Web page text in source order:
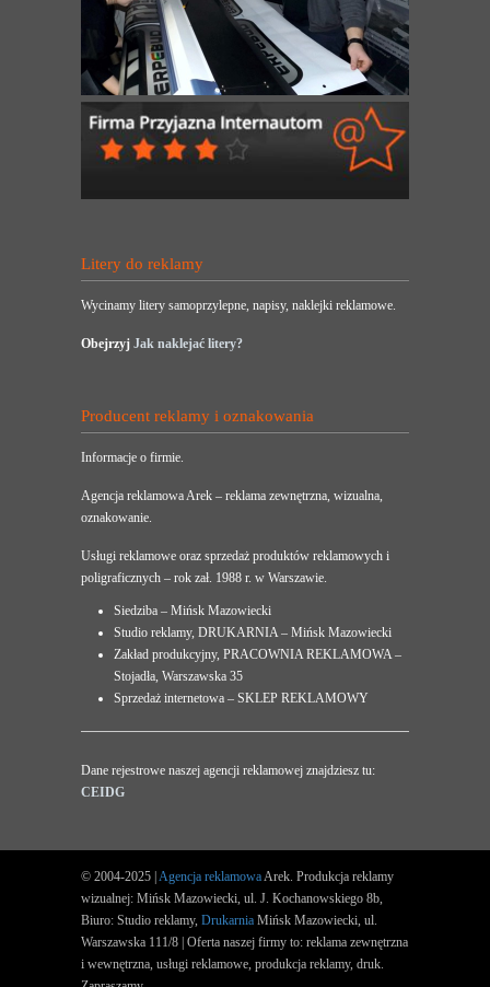
Litery do reklamy
Wycinamy litery samoprzylepne, napisy, naklejki reklamowe.
Obejrzyj Jak naklejać litery?
Producent reklamy i oznakowania
Informacje o firmie.
Agencja reklamowa Arek – reklama zewnętrzna, wizualna,
oznakowanie.
Usługi reklamowe oraz sprzedaż produktów reklamowych i
poligraficznych – rok zał. 1988 r. w Warszawie.
Siedziba – Mińsk Mazowiecki
Studio reklamy, DRUKARNIA – Mińsk Mazowiecki
Zakład produkcyjny, PRACOWNIA REKLAMOWA –
Stojadła, Warszawska 35
Sprzedaż internetowa – SKLEP REKLAMOWY
Dane rejestrowe naszej agencji reklamowej znajdziesz tu:
CEIDG
© 2004-2025 | Agencja reklamowaArek. Produkcja reklamy
wizualnej: Mińsk Mazowiecki, ul. J. Kochanowskiego 8b,
Biuro: Studio reklamy, Drukarnia Mińsk Mazowiecki, ul.
Warszawska 111/8 | Oferta naszej firmy to: reklama zewnętrzna
i wewnętrzna, usługi reklamowe, produkcja reklamy, druk.